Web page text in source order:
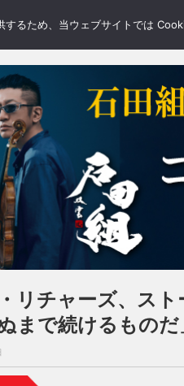
NEWS REVIEWS GALLERY
リチャーズ、ス
まで続けるもの
するため、当ウェブサイトでは